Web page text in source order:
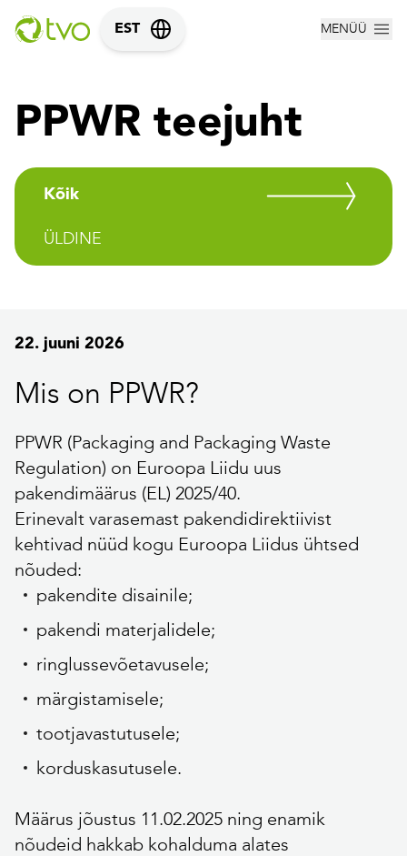
EST MENÜÜ
PPWR teejuht
Kõik
ÜLDINE
22. juuni 2026
Mis on PPWR?
PPWR (Packaging and Packaging Waste
Regulation) on Euroopa Liidu uus
pakendimäärus (EL) 2025/40.
Erinevalt varasemast pakendidirektiivist
kehtivad nüüd kogu Euroopa Liidus ühtsed
nõuded:
pakendite disainile;
pakendi materjalidele;
ringlussevõetavusele;
märgistamisele;
tootjavastutusele;
korduskasutusele.
Määrus jõustus 11.02.2025 ning enamik
nõudeid hakkab kohalduma alates